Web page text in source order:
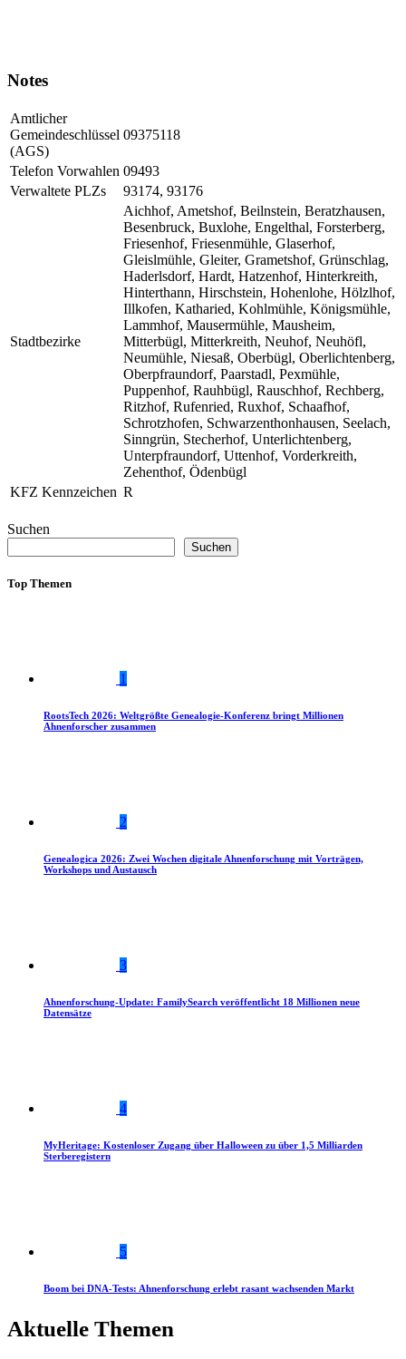
Notes
Amtlicher
Gemeindeschlüssel
(AGS)
09375118
Telefon Vorwahlen 09493
Verwaltete PLZs
93174, 93176
Stadtbezirke
Aichhof, Ametshof, Beilnstein, Beratzhausen,
Besenbruck, Buxlohe, Engelthal, Forsterberg,
Friesenhof, Friesenmühle, Glaserhof,
Gleislmühle, Gleiter, Grametshof, Grünschlag,
Haderlsdorf, Hardt, Hatzenhof, Hinterkreith,
Hinterthann, Hirschstein, Hohenlohe, Hölzlhof,
Illkofen, Katharied, Kohlmühle, Königsmühle,
Lammhof, Mausermühle, Mausheim,
Mitterbügl, Mitterkreith, Neuhof, Neuhöfl,
Neumühle, Niesaß, Oberbügl, Oberlichtenberg,
Oberpfraundorf, Paarstadl, Pexmühle,
Puppenhof, Rauhbügl, Rauschhof, Rechberg,
Ritzhof, Rufenried, Ruxhof, Schaafhof,
Schrotzhofen, Schwarzenthonhausen, Seelach,
Sinngrün, Stecherhof, Unterlichtenberg,
Unterpfraundorf, Uttenhof, Vorderkreith,
Zehenthof, Ödenbügl
KFZ Kennzeichen R
Suchen
Suchen
Top Themen
1
RootsTech 2026: Weltgrößte Genealogie-Konferenz bringt Millionen
Ahnenforscher zusammen
2
Genealogica 2026: Zwei Wochen digitale Ahnenforschung mit Vorträgen,
Workshops und Austausch
3
Ahnenforschung-Update: FamilySearch veröffentlicht 18 Millionen neue
Datensätze
4
MyHeritage: Kostenloser Zugang über Halloween zu über 1,5 Milliarden
Sterberegistern
5
Boom bei DNA-Tests: Ahnenforschung erlebt rasant wachsenden Markt
Aktuelle Themen